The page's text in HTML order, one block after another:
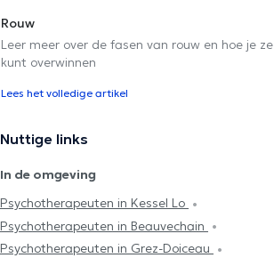
Rouw
Leer meer over de fasen van rouw en hoe je ze
kunt overwinnen
Lees het volledige artikel
Nuttige links
In de omgeving
Psychotherapeuten in Kessel Lo
Psychotherapeuten in Beauvechain
Psychotherapeuten in Grez-Doiceau